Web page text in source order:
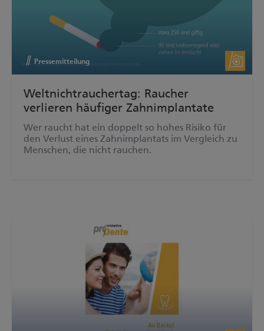
Pressemitteilung
Weltnichtrauchertag: Raucher
verlieren häufiger Zahnimplantate
Wer raucht hat ein doppelt so hohes Risiko für
den Verlust eines Zahnimplantats im Vergleich zu
Menschen, die nicht rauchen.